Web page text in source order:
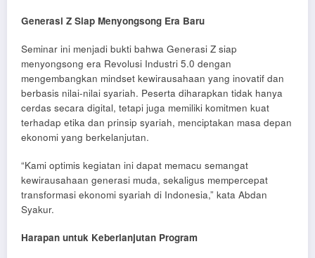
Generasi Z Siap Menyongsong Era Baru
Seminar ini menjadi bukti bahwa Generasi Z siap
menyongsong era Revolusi Industri 5.0 dengan
mengembangkan mindset kewirausahaan yang inovatif dan
berbasis nilai-nilai syariah. Peserta diharapkan tidak hanya
cerdas secara digital, tetapi juga memiliki komitmen kuat
terhadap etika dan prinsip syariah, menciptakan masa depan
ekonomi yang berkelanjutan.
“Kami optimis kegiatan ini dapat memacu semangat
kewirausahaan generasi muda, sekaligus mempercepat
transformasi ekonomi syariah di Indonesia,” kata Abdan
Syakur.
Harapan untuk Keberlanjutan Program